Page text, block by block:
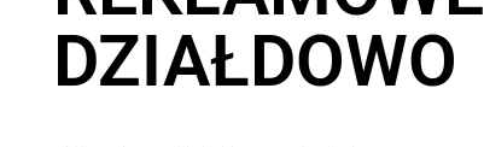
DZIAŁDOWO